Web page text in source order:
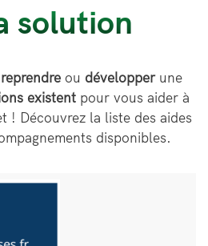
solution
reprendre ou développer une
existent pour vous aider à
! Découvrez la liste des aides
disponibles.